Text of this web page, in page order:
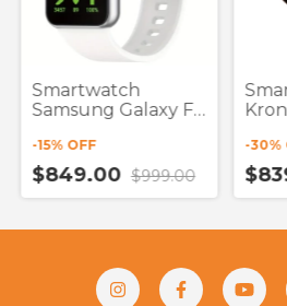
Smartwatch
Samsung Galaxy Fit
-15% OFF
$849.00 $999.00
-30%